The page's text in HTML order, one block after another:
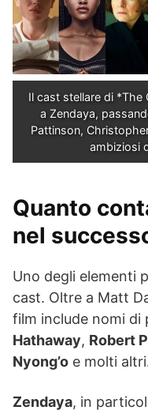
Il cast stellare di
a Zendaya,
Pattinson,
ambiziosi
Quanto
nel
Uno degli elementi
cast. Oltre a Matt
film include nomi di
Hathaway, Robert
Nyong’o e molti
Zendaya, in